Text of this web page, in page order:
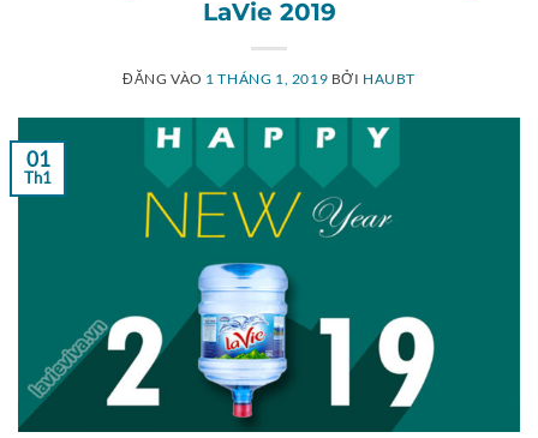
LaVie 2019
ĐĂNG VÀO 1 THÁNG 1, 2019 BỞI HAUBT
01
Th1